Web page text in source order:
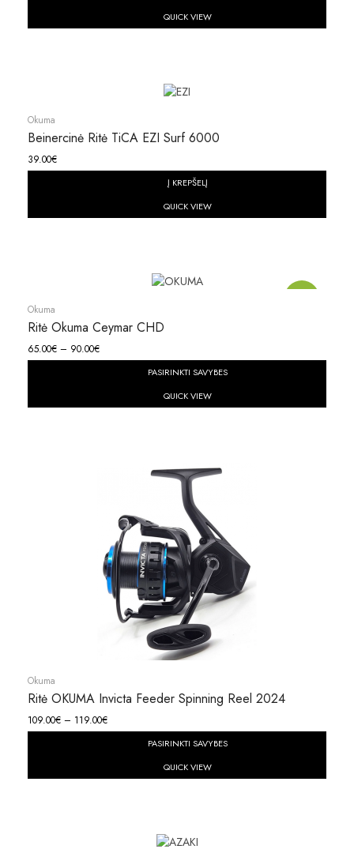
QUICK VIEW
Okuma
Beinercinė Ritė TiCA EZI Surf 6000
39.00€
Į KREPŠELĮ
QUICK VIEW
Okuma
Ritė Okuma Ceymar CHD
65.00€ – 90.00€
PASIRINKTI SAVYBES
QUICK VIEW
Okuma
Ritė OKUMA Invicta Feeder Spinning Reel 2024
109.00€ – 119.00€
PASIRINKTI SAVYBES
QUICK VIEW